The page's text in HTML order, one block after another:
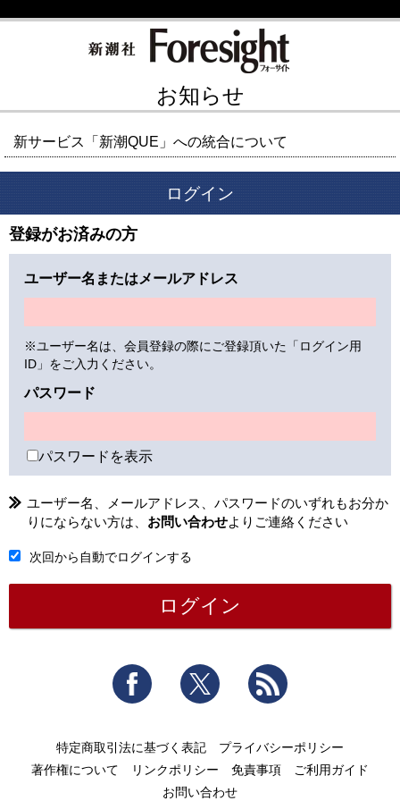
お知らせ
新サービス「新潮QUE」への統合について
ログイン
登録がお済みの方
ユーザー名またはメールアドレス
※ユーザー名は、会員登録の際にご登録頂いた「ログイン用
ID」をご入力ください。
パスワード
パスワードを表示
ユーザー名、メールアドレス、パスワードのいずれもお分か
りにならない方は、 お問い合わせよりご連絡ください
次回から自動でログインする
Facebook Twitter
特定商取引法に基づく表記
プライバシーポリシー
著作権について
リンクポリシー 免責事項
ご利用ガイド
お問い合わせ